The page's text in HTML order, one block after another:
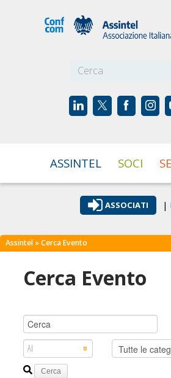
ASSINTEL SOCI
ASSOCIATI |
Assintel » Cerca Evento
Cerca Evento